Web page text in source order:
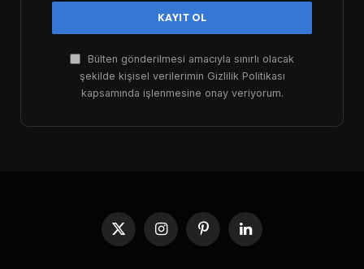
Bülten gönderilmesi amacıyla sınırlı olacak
şekilde kişisel verilerimin Gizlilik Politikası
kapsamında işlenmesine onay veriyorum.
X
(Twitter)
InstagramPinterestLinkedIn